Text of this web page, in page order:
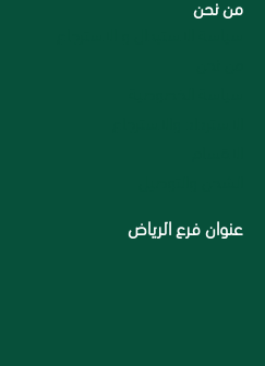
من نحن
عنوان فرع الرياض